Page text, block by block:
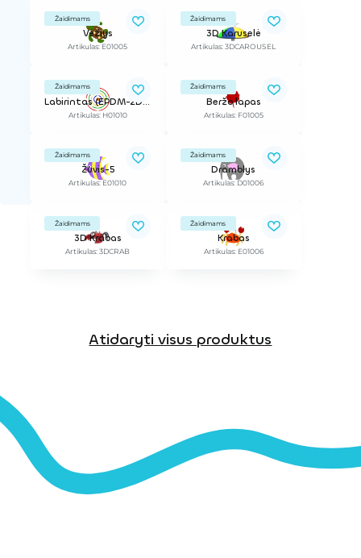
Žaidimams
Vėžlys
Artikulas: E01005
Žaidimams
3D Karuselė
Artikulas: 3DCAROUSEL
Žaidimams
Labirintas (EPDM-2D) D=237cm
Artikulas: H01010
Žaidimams
Beržo lapas
Artikulas: F01005
Žaidimams
Žuvis-5
Artikulas: E01010
Žaidimams
Dramblys
Artikulas: D01006
Žaidimams
3D Krabas
Artikulas: 3DCRAB
Žaidimams
Krabas
Artikulas: E01006
Atidaryti visus produktus